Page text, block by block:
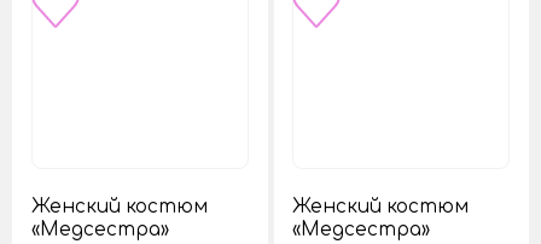
Женский костюм
«Медсестра»
Женский костюм
«Медсестра»